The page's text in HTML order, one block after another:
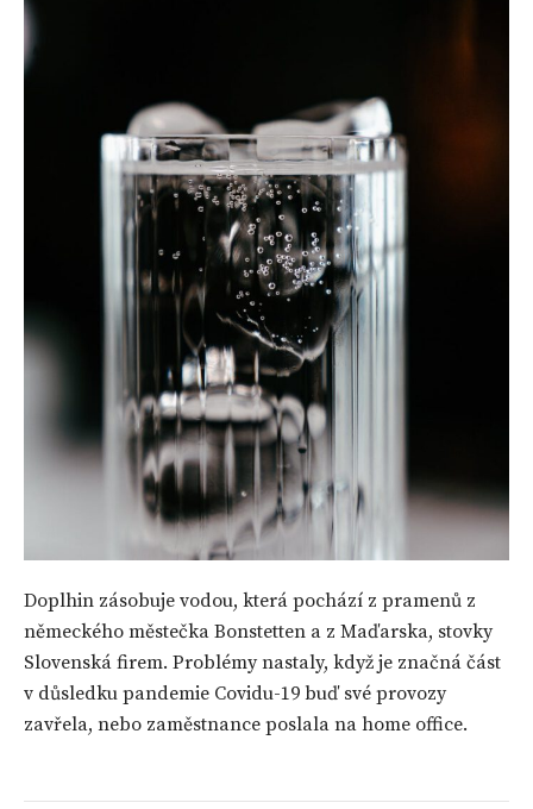
Doplhin zásobuje vodou, která pochází z pramenů z
německého městečka Bonstetten a z Maďarska, stovky
Slovenská firem. Problémy nastaly, když je značná část
v důsledku pandemie Covidu-19 buď své provozy
zavřela, nebo zaměstnance poslala na home office.